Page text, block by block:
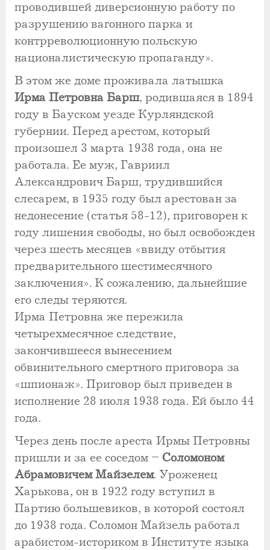
проводившей диверсионную работу по
разрушению вагонного парка и
контрреволюционную польскую
националистическую пропаганду».
В этом же доме проживала латышка
Ирма Петровна Барш, родившаяся в 1894
году в Бауском уезде Курляндской
губернии. Перед арестом, который
произошел 3 марта 1938 года, она не
работала. Ее муж, Гавриил
Александрович Барш, трудившийся
слесарем, в 1935 году был арестован за
недонесение (статья 58-12), приговорен к
году лишения свободы, но был освобожден
через шесть месяцев «ввиду отбытия
предварительного шестимесячного
заключения». К сожалению, дальнейшие
его следы теряются.
Ирма Петровна же пережила
четырехмесячное следствие,
закончившееся вынесением
обвинительного смертного приговора за
«шпионаж». Приговор был приведен в
исполнение 28 июля 1938 года. Ей было 44
года.
Через день после ареста Ирмы Петровны
пришли и за ее соседом – Соломоном
Абрамовичем Майзелем. Уроженец
Харькова, он в 1922 году вступил в
Партию большевиков, в которой состоял
до 1938 года. Соломон Майзель работал
арабистом-историком в Институте языка